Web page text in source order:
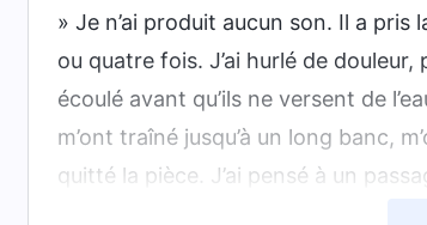
» Je n’ai produit aucun son. Il a
ou quatre fois. J’ai hurlé de
écoulé avant qu’ils ne versent de
m’ont traîné jusqu’à un long banc,
quitté la pièce. J’ai pensé à un